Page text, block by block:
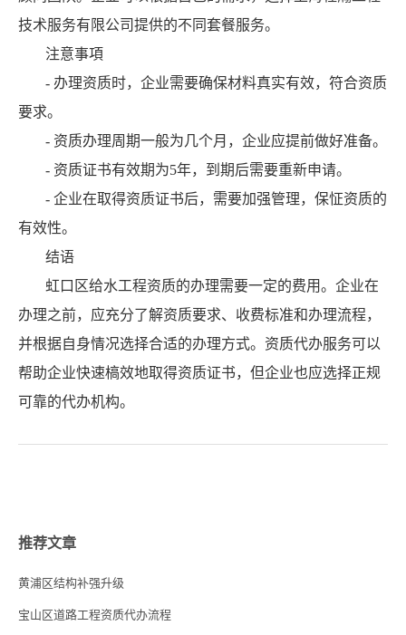
技术服务有限公司提供的不同套餐服务。
注意事項
- 办理资质时，企业需要确保材料真实有效，符合资质
要求。
- 资质办理周期一般为几个月，企业应提前做好准备。
- 资质证书有效期为5年，到期后需要重新申请。
- 企业在取得资质证书后，需要加强管理，保怔资质的
有效性。
结语
虹口区给水工程资质的办理需要一定的费用。企业在
办理之前，应充分了解资质要求、收费标准和办理流程，
并根据自身情况选择合适的办理方式。资质代办服务可以
帮助企业快速槁效地取得资质证书，但企业也应选择正规
可靠的代办机构。
推荐文章
黄浦区结构补强升级
宝山区道路工程资质代办流程